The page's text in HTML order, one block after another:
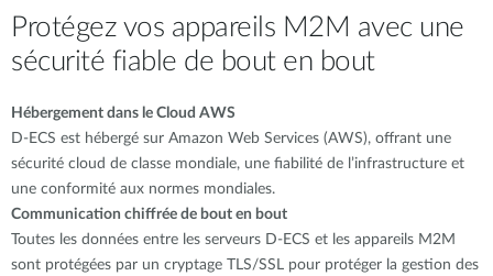
Protégez vos appareils M2M avec une
sécurité fiable de bout en bout
Hébergement dans le Cloud AWS
D-ECS est hébergé sur Amazon Web Services (AWS), offrant une
sécurité cloud de classe mondiale, une fiabilité de l’infrastructure et
une conformité aux normes mondiales.
Communication chiffrée de bout en bout
Toutes les données entre les serveurs D-ECS et les appareils M2M
sont protégées par un cryptage TLS/SSL pour protéger la gestion des